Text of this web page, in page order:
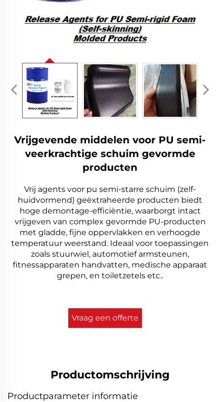
Vrijgevende middelen voor PU semi-
veerkrachtige schuim gevormde
producten
Vrij agents voor pu semi-starre schuim (zelf-
huidvormend) geëxtraheerde producten biedt
hoge demontage-efficiëntie, waarborgt intact
vrijgeven van complex gevormde PU-producten
met gladde, fijne oppervlakken en verhoogde
temperatuur weerstand. Ideaal voor toepassingen
zoals stuurwiel, automotief armsteunen,
fitnessapparaten handvatten, medische apparaat
grepen, en toiletzetels etc..
Vraag een offerte
Productomschrijving
Productparameter informatie